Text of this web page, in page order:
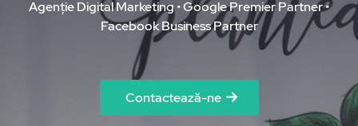
Agenție Digital Marketing • Google Premier Partner •
Facebook Business Partner
Contactează-ne